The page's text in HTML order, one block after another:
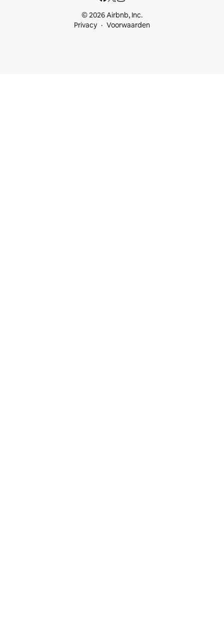
© 2026 Airbnb, Inc.
Privacy
Voorwaarden